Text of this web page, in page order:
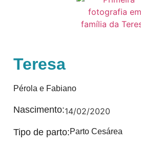
Teresa
Pérola e Fabiano
Nascimento:14/02/2020
Tipo de parto:Parto Cesárea